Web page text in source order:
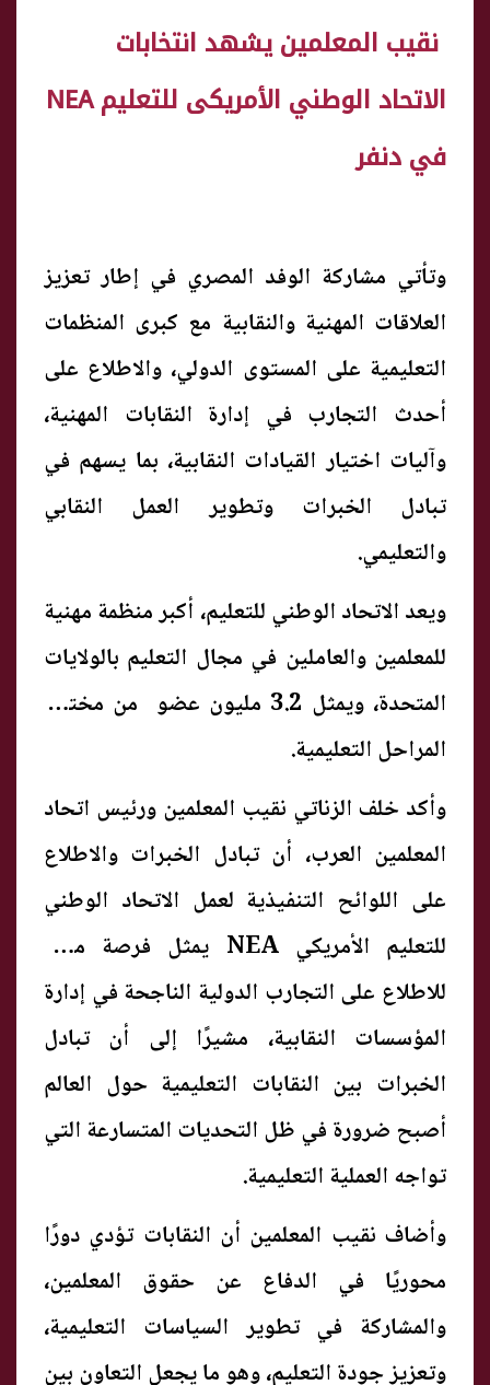
نقيب المعلمين يشهد انتخابات
الاتحاد الوطني الأمريكى للتعليم NEA
في دنفر
وتأتي مشاركة الوفد المصري في إطار تعزيز
العلاقات المهنية والنقابية مع كبرى المنظمات
التعليمية على المستوى الدولي، والاطلاع على
أحدث التجارب في إدارة النقابات المهنية،
وآليات اختيار القيادات النقابية، بما يسهم في
تبادل الخبرات وتطوير العمل النقابي
والتعليمي.
ويعد الاتحاد الوطني للتعليم، أكبر منظمة مهنية
للمعلمين والعاملين في مجال التعليم بالولايات
المتحدة، ويمثل 3.2 مليون عضو من مختلف
المراحل التعليمية.
وأكد خلف الزناتي نقيب المعلمين ورئيس اتحاد
المعلمين العرب، أن تبادل الخبرات والاطلاع
على اللوائح التنفيذية لعمل الاتحاد الوطني
للتعليم الأمريكي NEA يمثل فرصة مهمة
للاطلاع على التجارب الدولية الناجحة في إدارة
المؤسسات النقابية، مشيرًا إلى أن تبادل
الخبرات بين النقابات التعليمية حول العالم
أصبح ضرورة في ظل التحديات المتسارعة التي
تواجه العملية التعليمية.
وأضاف نقيب المعلمين أن النقابات تؤدي دورًا
محوريًا في الدفاع عن حقوق المعلمين،
والمشاركة في تطوير السياسات التعليمية،
وتعزيز جودة التعليم، وهو ما يجعل التعاون بين